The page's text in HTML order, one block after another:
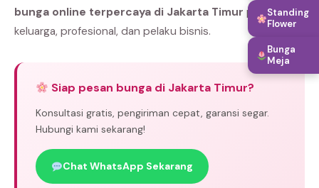
bunga online terpercaya di Jakarta Timur pilihan
keluarga, profesional, dan pelaku bisnis.
Siap pesan bunga di Jakarta Timur?
Konsultasi gratis, pengiriman cepat, garansi segar.
Hubungi kami sekarang!
Chat WhatsApp Sekarang
Standing
Flower
Bunga
Meja